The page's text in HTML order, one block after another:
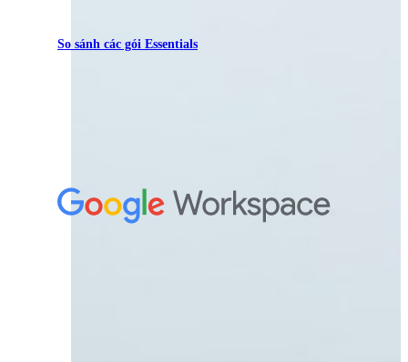
So sánh các gói Essentials